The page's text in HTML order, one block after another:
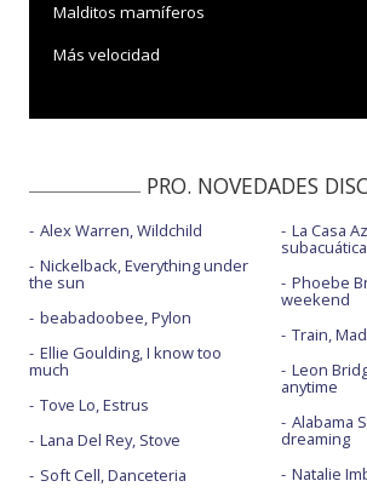
Malditos mamíferos
Más velocidad
PRO. NOVEDADES
Alex Warren, Wildchild
Nickelback, Everything under
the sun
beabadoobee, Pylon
Ellie Goulding, I know too
much
Tove Lo, Estrus
Lana Del Rey, Stove
Soft Cell, Danceteria
La Casa
subacuática
Phoebe
weekend
Train,
Leon
anytime
Alabama
dreaming
Natalie